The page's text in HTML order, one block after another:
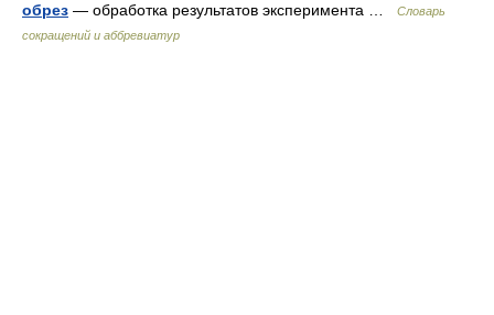
обрез — обработка результатов эксперимента …
Словарь
сокращений и аббревиатур